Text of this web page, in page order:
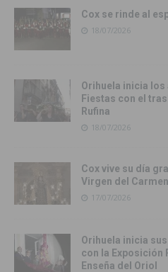
Cox se rinde al
18/07/2026
Orihuela inicia
Fiestas con el
Rufina
18/07/2026
Cox vive su día
Virgen del Carmen
17/07/2026
Orihuela inicia
con la Exposición
Enseña del Oriol